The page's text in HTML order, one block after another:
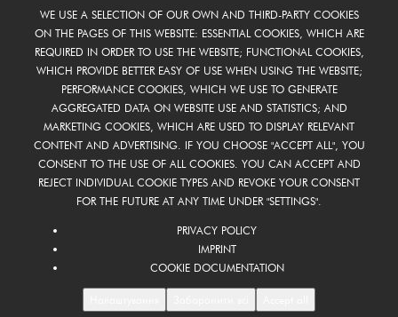
WE USE A SELECTION OF OUR OWN AND THIRD-PARTY COOKIES
ON THE PAGES OF THIS WEBSITE: ESSENTIAL COOKIES, WHICH ARE
REQUIRED IN ORDER TO USE THE WEBSITE; FUNCTIONAL COOKIES,
WHICH PROVIDE BETTER EASY OF USE WHEN USING THE WEBSITE;
PERFORMANCE COOKIES, WHICH WE USE TO GENERATE
AGGREGATED DATA ON WEBSITE USE AND STATISTICS; AND
MARKETING COOKIES, WHICH ARE USED TO DISPLAY RELEVANT
CONTENT AND ADVERTISING. IF YOU CHOOSE "ACCEPT ALL", YOU
CONSENT TO THE USE OF ALL COOKIES. YOU CAN ACCEPT AND
REJECT INDIVIDUAL COOKIE TYPES AND REVOKE YOUR CONSENT
FOR THE FUTURE AT ANY TIME UNDER "SETTINGS".
PRIVACY POLICY
IMPRINT
COOKIE DOCUMENTATION